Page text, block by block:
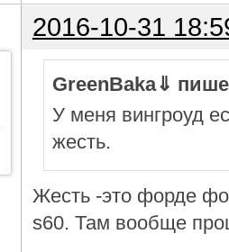
2016-10-31
GreenBaka⇓
У меня вингроуд
жесть.
Жесть -это форде
s60. Там вообще